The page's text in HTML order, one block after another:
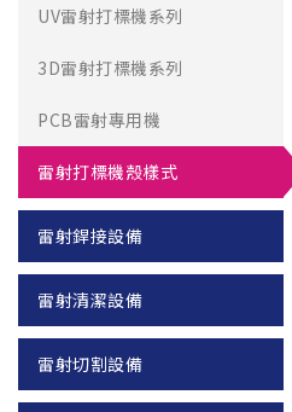
UV雷射打標機系列
3D雷射打標機系列
PCB雷射專用機
雷射打標機殼樣式
雷射銲接設備
雷射清潔設備
雷射切割設備